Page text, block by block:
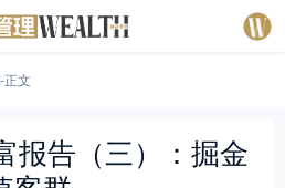
-正文
报告（三）：掘金